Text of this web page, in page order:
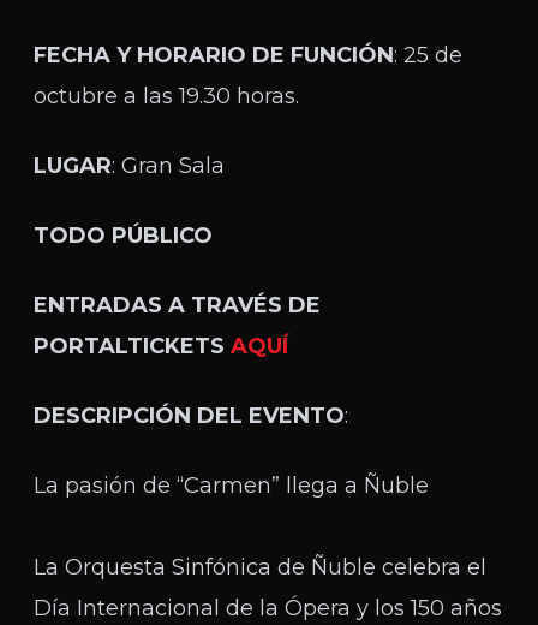
FECHA Y HORARIO DE FUNCIÓN: 25 de
octubre a las 19.30 horas.
LUGAR: Gran Sala
TODO PÚBLICO
ENTRADAS A TRAVÉS DE
PORTALTICKETS AQUÍ
DESCRIPCIÓN DEL EVENTO:
La pasión de “Carmen” llega a Ñuble
La Orquesta Sinfónica de Ñuble celebra el
Día Internacional de la Ópera y los 150 años